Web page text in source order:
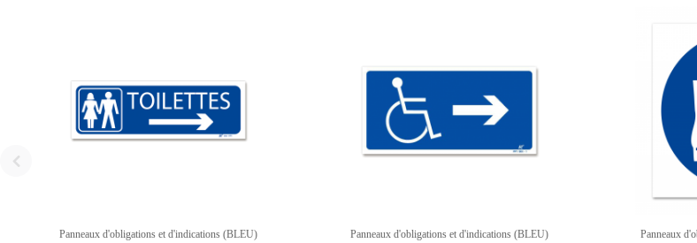
Panneaux d'obligations et d'indications (BLEU) Panneaux d'obligations et d'indications (BLEU) Panneaux